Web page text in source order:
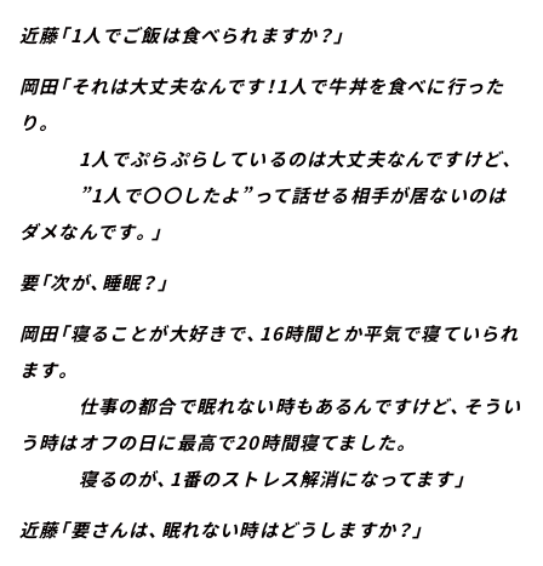
近藤「1人でご飯は食べられますか？」
岡田「それは大丈夫なんです！1人で牛丼を食べに行った
り。
1人でぷらぷらしているのは大丈夫なんですけど、
”1人で〇〇したよ”って話せる相手が居ないのは
ダメなんです。」
要「次が、睡眠？」
岡田「寝ることが大好きで、16時間とか平気で寝ていられ
ます。
仕事の都合で眠れない時もあるんですけど、そうい
う時はオフの日に最高で20時間寝てました。
寝るのが、1番のストレス解消になってます」
近藤「要さんは、眠れない時はどうしますか？」